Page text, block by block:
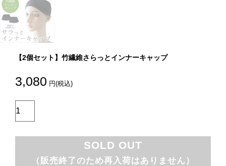
【2個セット】竹繊維さらっとインナーキャップ
3,080 円(税込)
SOLD OUT
（販売終了のため再入荷はありません）